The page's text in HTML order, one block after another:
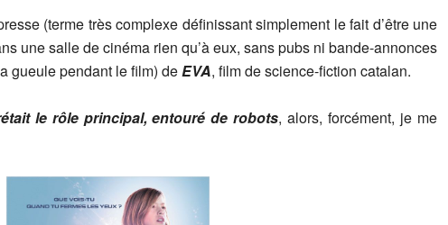
(terme très complexe définissant simplement le fait d’être une
une salle de cinéma rien qu’à eux, sans pubs ni bande-annonces
gueule pendant le film) deEVA, film de science-fiction catalan.
le rôle principal, entouré de robots, alors, forcément, je me